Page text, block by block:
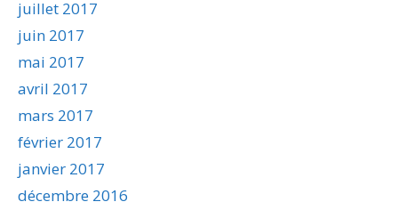
juillet 2017
juin 2017
mai 2017
avril 2017
mars 2017
février 2017
janvier 2017
décembre 2016